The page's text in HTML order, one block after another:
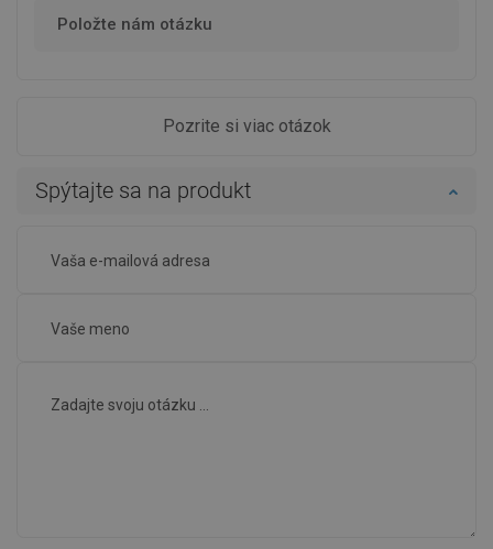
Položte nám otázku
Pozrite si viac otázok
Spýtajte sa na produkt